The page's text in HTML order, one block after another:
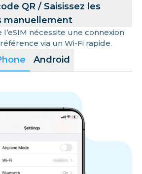
Android
QR / Saisissez les
manuellement
l’eSIM nécessite une connexion
via un Wi-Fi rapide.